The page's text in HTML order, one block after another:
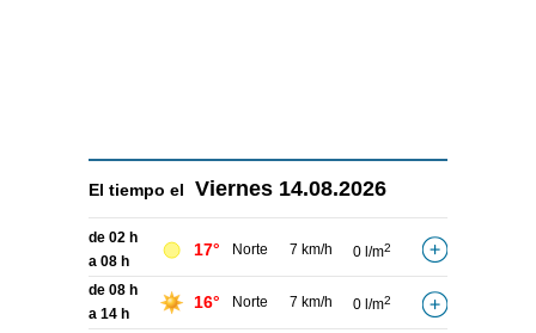
El tiempo el Viernes 14.08.2026
de 02 h
a 08 h
17° Norte 7 km/h 0 l/m2
de 08 h
a 14 h
16° Norte 7 km/h 0 l/m2